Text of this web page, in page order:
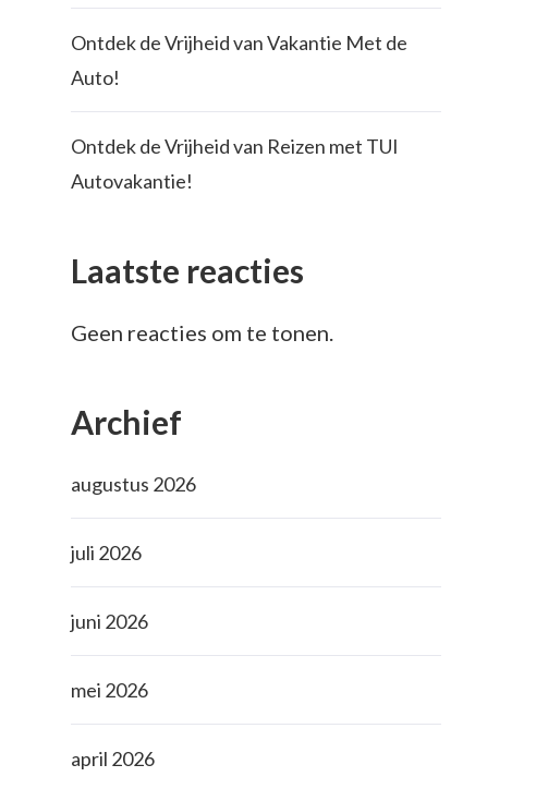
Ontdek de Vrijheid van Vakantie Met de
Auto!
Ontdek de Vrijheid van Reizen met TUI
Autovakantie!
Laatste reacties
Geen reacties om te tonen.
Archief
augustus 2026
juli 2026
juni 2026
mei 2026
april 2026